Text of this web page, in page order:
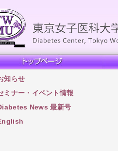
知らせ
ミナー・イベント情報
News 最新号